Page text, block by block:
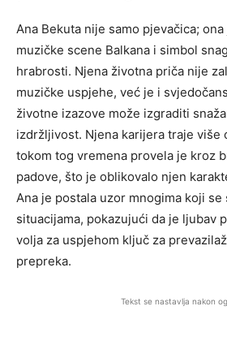
Ana Bekuta nije samo pjevačica;
muzičke scene Balkana i simbol
hrabrosti. Njena životna priča nije
muzičke uspjehe, već je i
životne izazove može izgraditi
izdržljivost. Njena karijera traje više
tokom tog vremena provela je kroz
padove, što je oblikovalo njen
Ana je postala uzor mnogima koji se
situacijama, pokazujući da je ljubav
volja za uspjehom ključ za
prepreka.
Tekst se nastavlja nakon